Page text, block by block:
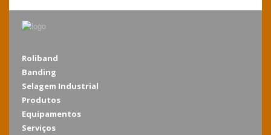
Roliband
Banding
Selagem Industrial
Produtos
Equipamentos
Serviços